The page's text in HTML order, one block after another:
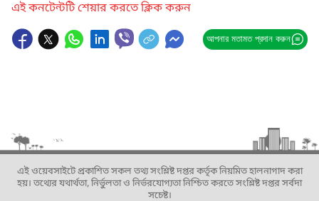
এই কনটেন্টটি শেয়ার করতে ক্লিক করুন
আপনার মতামত প্রদান করুন
এই ওয়েবসাইটে প্রকাশিত সকল তথ্য সংশ্লিষ্ট দপ্তর কর্তৃক নিয়মিত হালনাগাদ করা
হয়। তথ্যের যথার্থতা, নির্ভুলতা ও নির্ভরযোগ্যতা নিশ্চিত করতে সংশ্লিষ্ট দপ্তর সর্বদা
সচেষ্ট।